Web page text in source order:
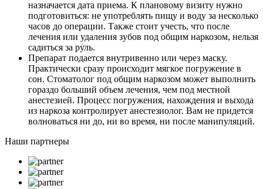
назначается дата приема. К плановому визиту нужно
подготовиться: не употреблять пищу и воду за несколько
часов до операции. Также стоит учесть, что после
лечения или удаления зубов под общим наркозом, нельзя
садиться за руль.
Препарат подается внутривенно или через маску.
Практически сразу происходит мягкое погружение в
сон. Стоматолог под общим наркозом может выполнить
гораздо больший объем лечения, чем под местной
анестезией. Процесс погружения, нахождения и выхода
из наркоза контролирует анестезиолог. Вам не придется
волноваться ни до, ни во время, ни после манипуляций.
Наши партнеры